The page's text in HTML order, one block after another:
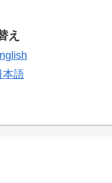
え
本語